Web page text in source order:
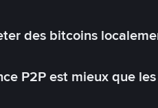
des bitcoins
P2P est mieux que